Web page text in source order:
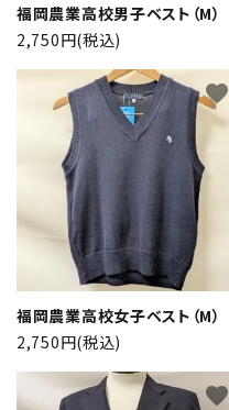
福岡農業高校男子ベスト（M）
2,750円(税込)
福岡農業高校女子ベスト（M）
2,750円(税込)
favorite
favorite
キーワード